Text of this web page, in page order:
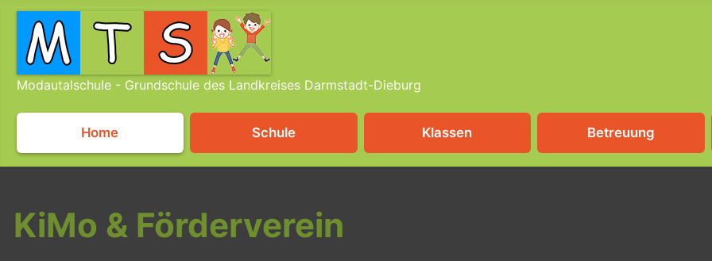
Modautalschule - Grundschule des Landkreises Darmstadt-Dieburg
Home Schule Klassen Betreuung
KiMo & Förderverein